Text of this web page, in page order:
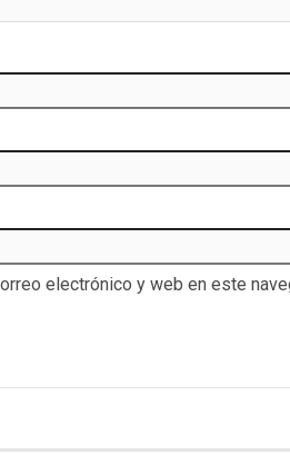
electrónico y web en este